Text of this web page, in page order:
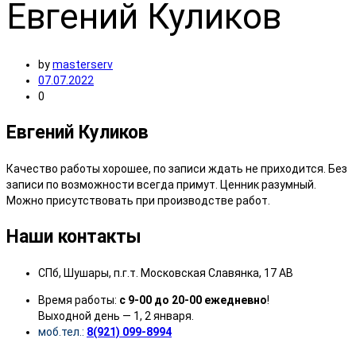
Евгений Куликов
bymasterserv
07.07.2022
0
Евгений Куликов
Качество работы хорошее, по записи ждать не приходится. Без
записи по возможности всегда примут. Ценник разумный.
Можно присутствовать при производстве работ.
Наши контакты
СПб, Шушары, п.г.т. Московская Славянка, 17 АВ
Время работы: с 9-00 до 20-00 ежедневно!
Выходной день — 1, 2 января.
моб.тел.: 8(921) 099-8994